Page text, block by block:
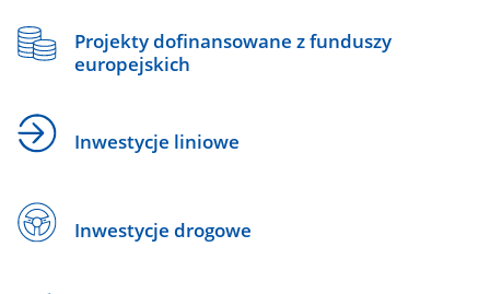
Projekty dofinansowane z funduszy
europejskich
Inwestycje liniowe
Inwestycje drogowe